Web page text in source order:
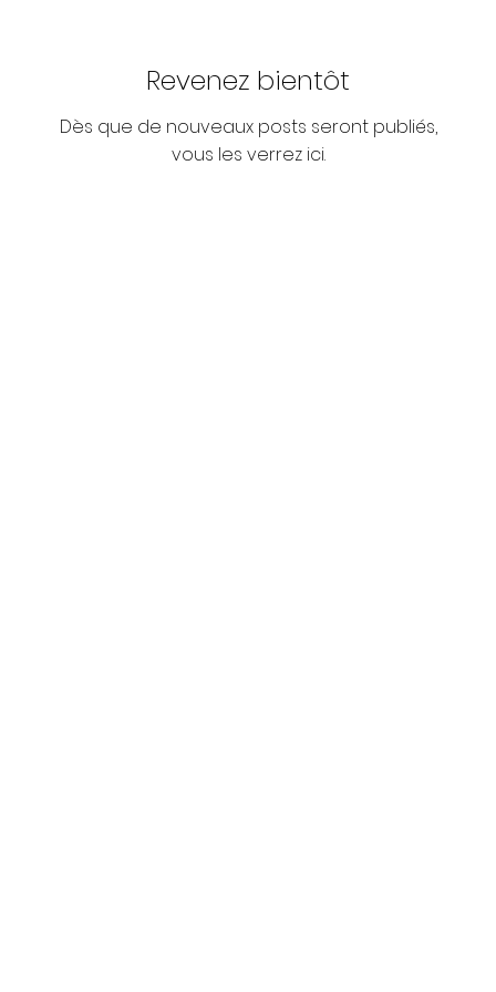
Revenez bientôt
Dès que de nouveaux posts seront publiés,
vous les verrez ici.